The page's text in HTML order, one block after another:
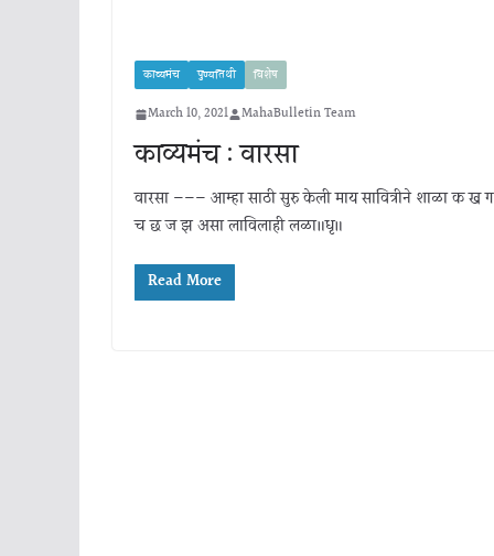
काव्यमंच पुण्यतिथी विशेष
March 10, 2021 MahaBulletin Team
काव्यमंच : वारसा
वारसा ——— आम्हा साठी सुरु केली माय सावित्रीने शाळा क ख
च छ ज झ असा लाविलाही लळा॥धृ॥
Read More